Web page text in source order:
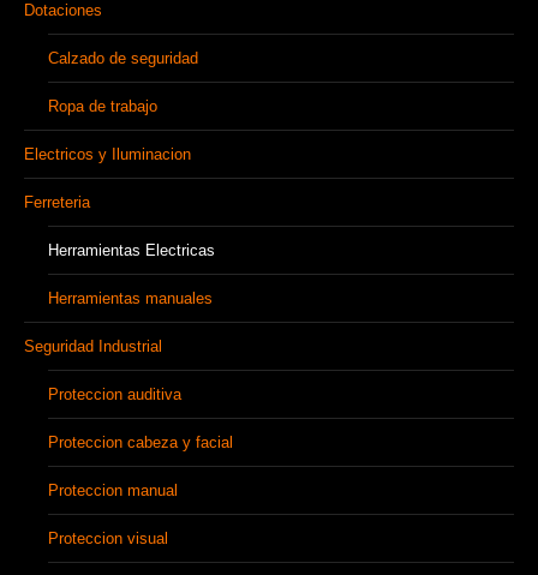
Dotaciones
Calzado de seguridad
Ropa de trabajo
Electricos y Iluminacion
Ferreteria
Herramientas Electricas
Herramientas manuales
Seguridad Industrial
Proteccion auditiva
Proteccion cabeza y facial
Proteccion manual
Proteccion visual